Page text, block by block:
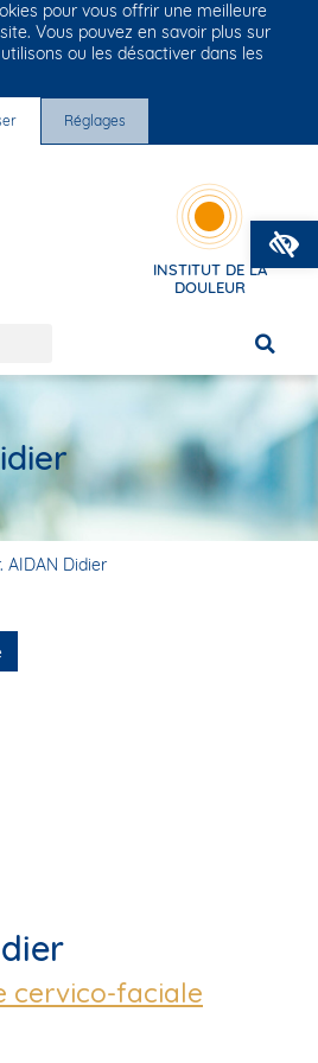
Groupe Vivalto Santé
Entre nous, la vie
INSTITUT DE LA
DOULEUR
AIDAN Didier
cervico-faciale
pour vous offrir une meilleure
Vous pouvez en savoir plus sur
ou les désactiver dans les
Réglages